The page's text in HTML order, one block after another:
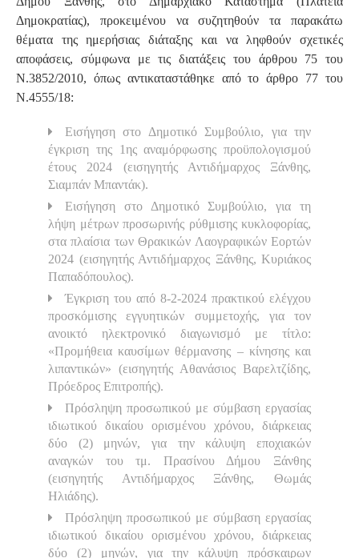
Δημοκρατίας), προκειμένου να συζητηθούν τα παρακάτω
θέματα της ημερήσιας διάταξης και να ληφθούν σχετικές
αποφάσεις, σύμφωνα με τις διατάξεις του άρθρου 75 του
Ν.3852/2010, όπως αντικαταστάθηκε από το άρθρο 77 του
Ν.4555/18:
Εισήγηση στο Δημοτικό Συμβούλιο, για την
έγκριση της 1ης αναμόρφωσης προϋπολογισμού
έτους 2024 (εισηγητής Αντιδήμαρχος Ξάνθης,
Σιαμπάν Μπαντάκ).
Εισήγηση στο Δημοτικό Συμβούλιο, για τη
λήψη μέτρων προσωρινής ρύθμισης κυκλοφορίας,
στα πλαίσια των Θρακικών Λαογραφικών Εορτών
2024 (εισηγητής Αντιδήμαρχος Ξάνθης, Κυριάκος
Παπαδόπουλος).
Έγκριση του από 8-2-2024 πρακτικού ελέγχου
προσκόμισης εγγυητικών συμμετοχής, για τον
ανοικτό ηλεκτρονικό διαγωνισμό με τίτλο:
«Προμήθεια καυσίμων θέρμανσης – κίνησης και
λιπαντικών» (εισηγητής Αθανάσιος Βαρελτζίδης,
Πρόεδρος Επιτροπής).
Πρόσληψη προσωπικού με σύμβαση εργασίας
ιδιωτικού δικαίου ορισμένου χρόνου, διάρκειας
δύο (2) μηνών, για την κάλυψη εποχιακών
αναγκών του τμ. Πρασίνου Δήμου Ξάνθης
(εισηγητής Αντιδήμαρχος Ξάνθης, Θωμάς
Ηλιάδης).
Πρόσληψη προσωπικού με σύμβαση εργασίας
ιδιωτικού δικαίου ορισμένου χρόνου, διάρκειας
δύο (2) μηνών, για την κάλυψη πρόσκαιρων